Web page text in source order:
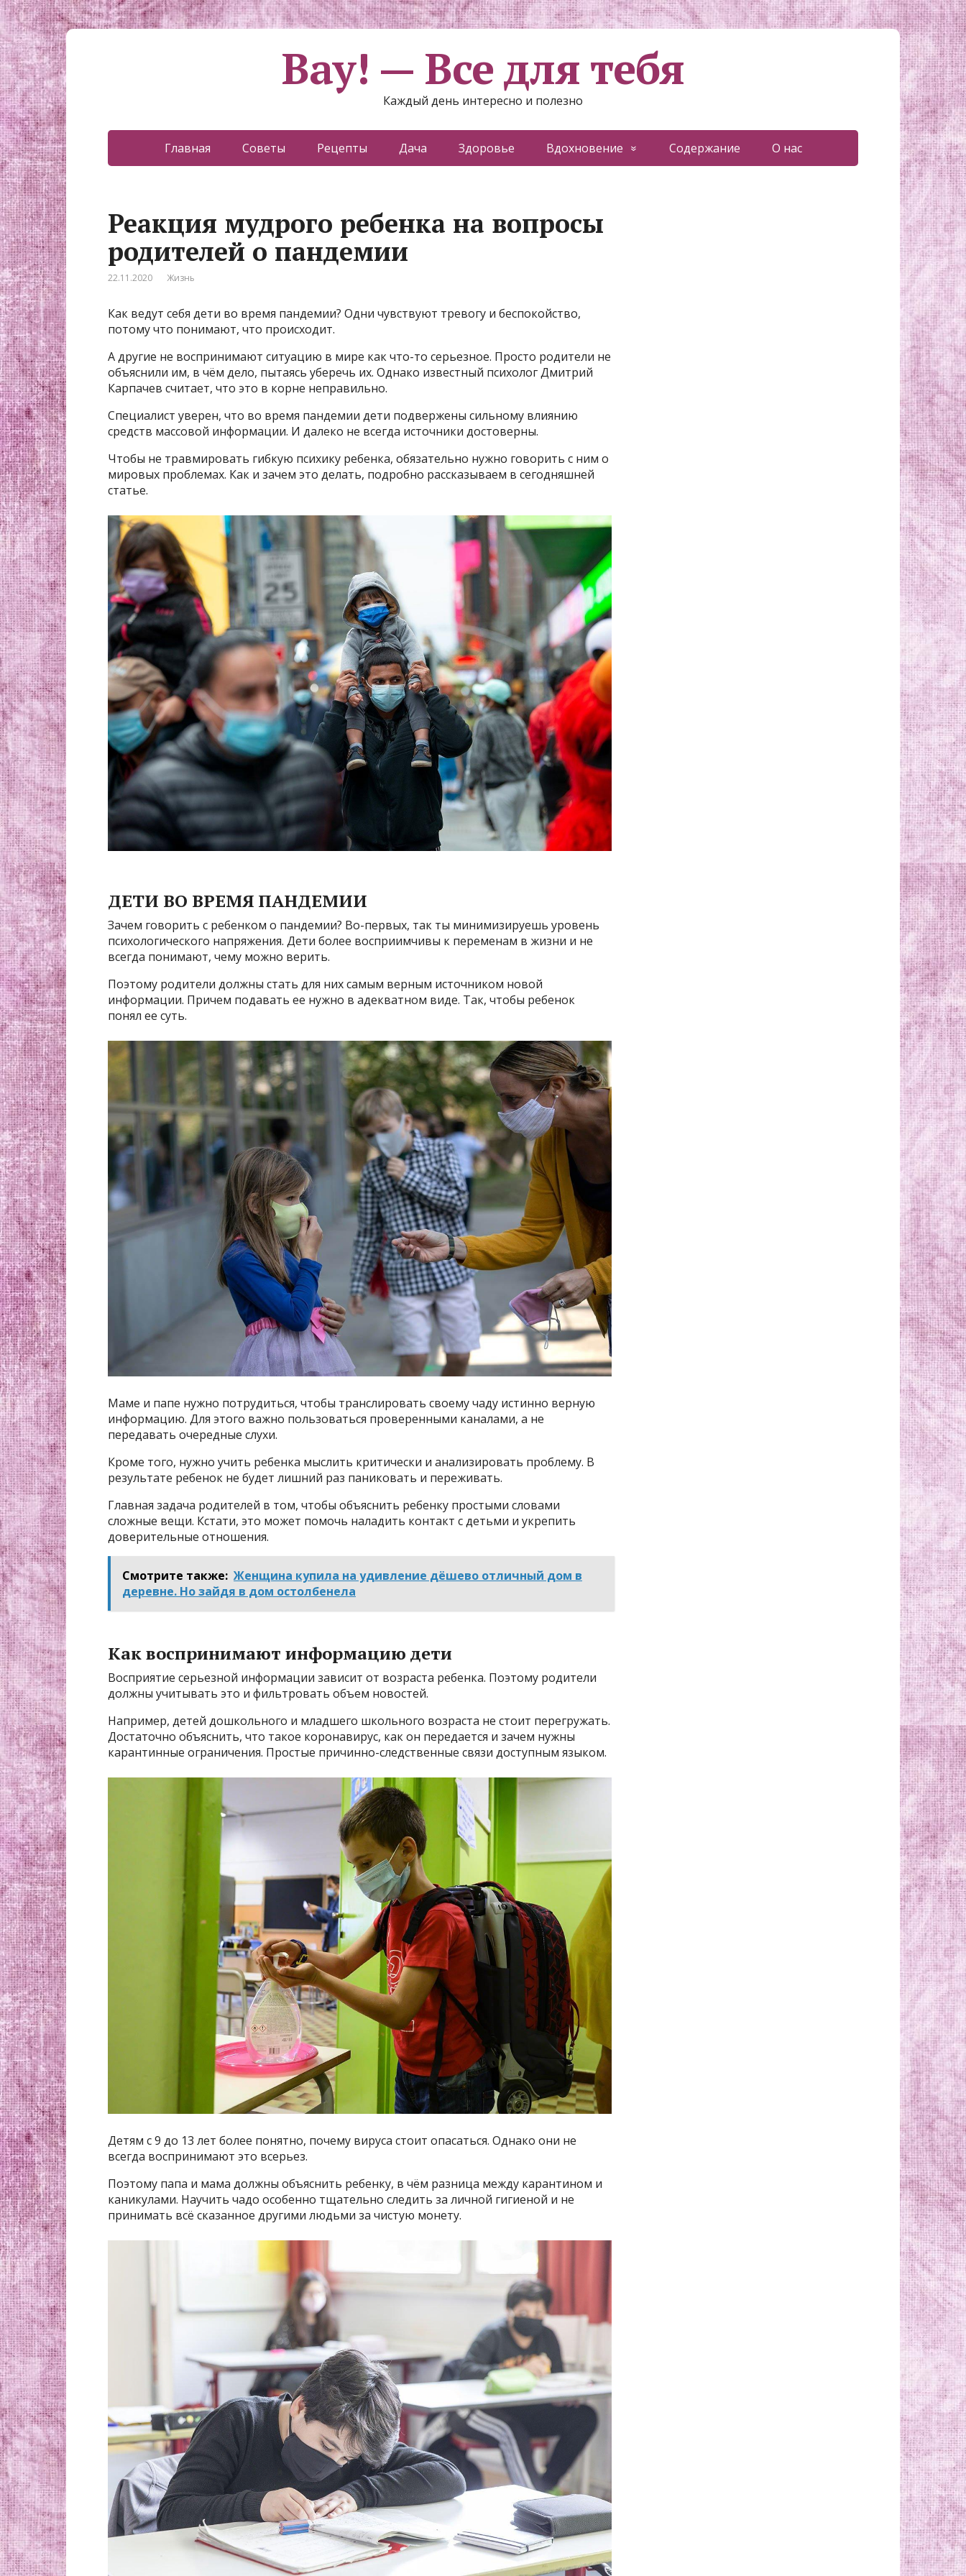
Вау! — Все для тебя
Каждый день интересно и полезно
Главная Советы Рецепты Дача Здоровье Вдохновение Содержание О нас
Реакция мудрого ребенка на вопросы
родителей о пандемии
22.11.2020 Жизнь
Как ведут себя дети во время пандемии? Одни чувствуют тревогу и беспокойство,
потому что понимают, что происходит.
А другие не воспринимают ситуацию в мире как что-то серьезное. Просто родители не
объяснили им, в чём дело, пытаясь уберечь их. Однако известный психолог Дмитрий
Карпачев считает, что это в корне неправильно.
Специалист уверен, что во время пандемии дети подвержены сильному влиянию
средств массовой информации. И далеко не всегда источники достоверны.
Чтобы не травмировать гибкую психику ребенка, обязательно нужно говорить с ним о
мировых проблемах. Как и зачем это делать, подробно рассказываем в сегодняшней
статье.
ДЕТИ ВО ВРЕМЯ ПАНДЕМИИ
Зачем говорить с ребенком о пандемии? Во-первых, так ты минимизируешь уровень
психологического напряжения. Дети более восприимчивы к переменам в жизни и не
всегда понимают, чему можно верить.
Поэтому родители должны стать для них самым верным источником новой
информации. Причем подавать ее нужно в адекватном виде. Так, чтобы ребенок
понял ее суть.
Маме и папе нужно потрудиться, чтобы транслировать своему чаду истинно верную
информацию. Для этого важно пользоваться проверенными каналами, а не
передавать очередные слухи.
Кроме того, нужно учить ребенка мыслить критически и анализировать проблему. В
результате ребенок не будет лишний раз паниковать и переживать.
Главная задача родителей в том, чтобы объяснить ребенку простыми словами
сложные вещи. Кстати, это может помочь наладить контакт с детьми и укрепить
доверительные отношения.
Смотрите также: Женщина купила на удивление дёшево отличный дом в
деревне. Но зайдя в дом остолбенелa
Как воспринимают информацию дети
Восприятие серьезной информации зависит от возраста ребенка. Поэтому родители
должны учитывать это и фильтровать объем новостей.
Например, детей дошкольного и младшего школьного возраста не стоит перегружать.
Достаточно объяснить, что такое коронавирус, как он передается и зачем нужны
карантинные ограничения. Простые причинно-следственные связи доступным языком.
Детям с 9 до 13 лет более понятно, почему вируса стоит опасаться. Однако они не
всегда воспринимают это всерьез.
Поэтому папа и мама должны объяснить ребенку, в чём разница между карантином и
каникулами. Научить чадо особенно тщательно следить за личной гигиеной и не
принимать всё сказанное другими людьми за чистую монету.